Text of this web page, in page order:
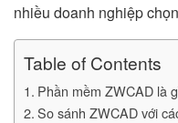
nhiều doanh nghiệp
Table of Contents
Phần mềm ZWCAD là
So sánh ZWCAD với